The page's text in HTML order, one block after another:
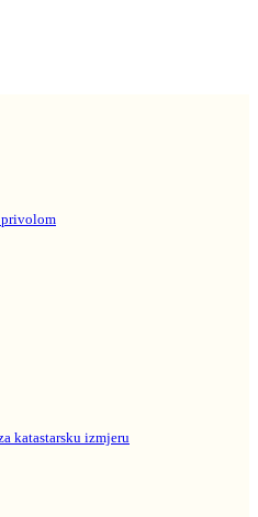
privolom
katastarsku izmjeru